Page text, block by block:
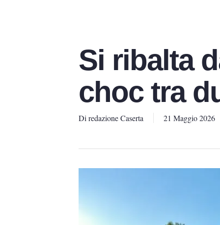
Si ribalta
choc tra
Di redazione Caserta 21 Maggio 2026